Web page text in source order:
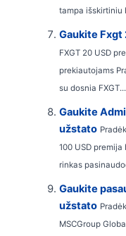
tampa išskirtiniu
Gaukite Fxgt
FXGT 20 USD
prekiautojams
su dosnia FXGT...
Gaukite
užstato
100 USD
rinkas
Gaukite
užstato
MSCGroup